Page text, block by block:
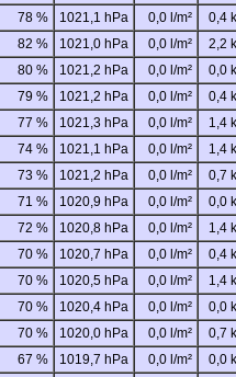
78 % 1021,1 hPa 0,0 l/m²
0,4
82 % 1021,0 hPa 0,0 l/m²
2,2
80 % 1021,2 hPa 0,0 l/m²
0,0
79 % 1021,2 hPa 0,0 l/m²
0,4
77 % 1021,3 hPa 0,0 l/m²
1,4
74 % 1021,1 hPa 0,0 l/m²
1,4
73 % 1021,2 hPa 0,0 l/m²
0,7
71 % 1020,9 hPa 0,0 l/m²
0,0
72 % 1020,8 hPa 0,0 l/m²
1,4
70 % 1020,7 hPa 0,0 l/m²
0,4
70 % 1020,5 hPa 0,0 l/m²
1,4
70 % 1020,4 hPa 0,0 l/m²
0,0
70 % 1020,0 hPa 0,0 l/m²
0,7
67 % 1019,7 hPa 0,0 l/m²
0,0